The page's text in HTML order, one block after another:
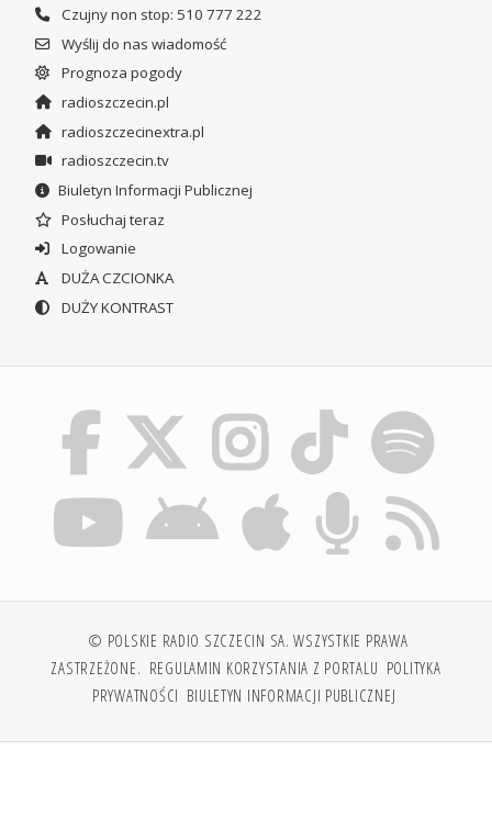
Czujny non stop: 510 777 222
Wyślij do nas wiadomość
Prognoza pogody
radioszczecin.pl
radioszczecinextra.pl
radioszczecin.tv
Biuletyn Informacji Publicznej
Posłuchaj teraz
Logowanie
DUŻA CZCIONKA
DUŻY KONTRAST
© POLSKIE RADIO SZCZECIN SA. WSZYSTKIE PRAWA
ZASTRZEŻONE. REGULAMIN KORZYSTANIA Z PORTALU POLITYKA
PRYWATNOŚCI BIULETYN INFORMACJI PUBLICZNEJ